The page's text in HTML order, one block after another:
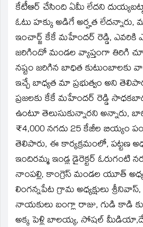
కేటీఆర్ చేసింది ఏమీ లేదని
ఓటు హక్కు అడిగే అర్హత
ఇంచార్జ్ కేకే మహేందర్ రెడ్డి, ఎవరికి
జరిగిందో మండల వ్యాప్తంగా తిరిగి
నష్టం జరిగిన బాధిత కుటుంబాలకు
ఇచ్చే బాధ్యత మా ప్రభుత్వం అని
ప్రజలకు కేకే మహేందర్ రెడ్డి
ఉంటూ తెలుసుకున్నారని అన్నారు,
₹4,000 నగదు 25 కేజీల బియ్యం
తెలిపారు, ఈ కార్యక్రమంలో, పట్టణ
ఇందిరమ్మ ఇండ్ల డైరెక్టర్ ఓరుగంటి
నాంపల్లి, కాంగ్రెస్ మండల యూత్
లింగన్నపేట గ్రామ అధ్యక్షులు
నాయకులు బంగ్లా రాజు, గుడి కాడి
అక్క పెళ్లి బాలయ్య, సోషల్